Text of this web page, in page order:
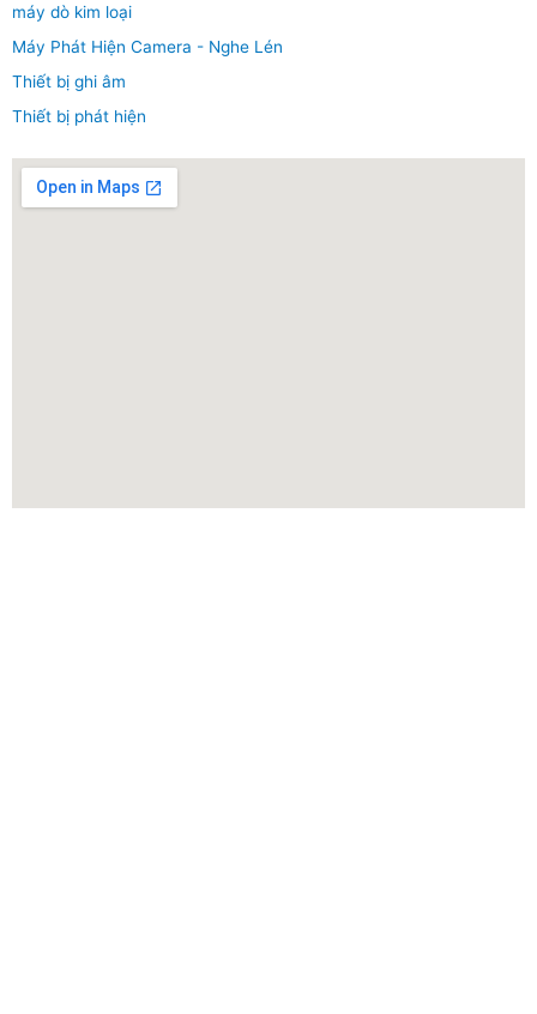
máy dò kim loại
Máy Phát Hiện Camera - Nghe Lén
Thiết bị ghi âm
Thiết bị phát hiện